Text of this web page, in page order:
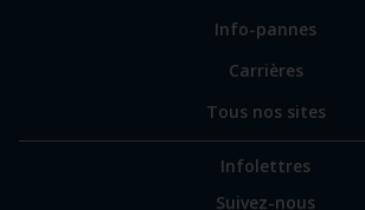
Info-pannes
Carrières
Tous nos sites
Infolettres
Suivez-nous